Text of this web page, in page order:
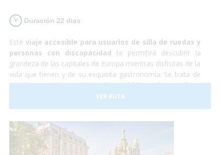
Duración 22 dias
Este viaje accesible para usuarios de silla de ruedas y
personas con discapacidad te permitirá descubrir la
grandeza de las capitales de Europa mientras disfrutas de la
vida que tienen y de su exquisita gastronomía. Se trata de
22 días por las ciudades deMadrid, París, Londres,
Ámsterdam, Berlín, Praga, Budapest y Roma
todas muy diferentes entre sí y cada una es más hermosa
ensueño.Resulta que Europa es un
personas con movilidad reducida ya que contamos con
hoteles, transportes y todo tipo de
VER RUTA